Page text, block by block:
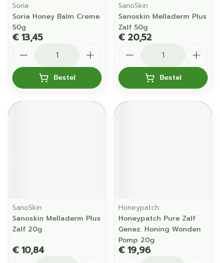
Soria
Soria Honey Balm Creme
50g
€ 13,45
Bestel
SanoSkin
Sanoskin Melladerm Plus
Zalf 50g
€ 20,52
Bestel
SanoSkin
Sanoskin Melladerm Plus
Zalf 20g
€ 10,84
Honeypatch
Honeypatch Pure Zalf
Genez. Honing Wonden
Pomp 20g
€ 19,96